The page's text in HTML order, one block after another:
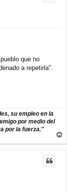
que no
a repetirla".
su empleo en la
por medio del
por la fuerza."
r
r